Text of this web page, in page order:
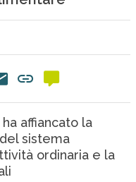
ha affiancato la
sistema
ordinaria e la